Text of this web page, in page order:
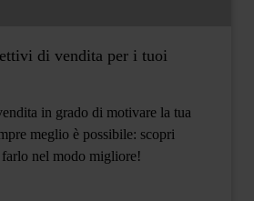
di vendita per i tuoi
in grado di motivare la tua
meglio è possibile: scopri
farlo nel modo migliore!